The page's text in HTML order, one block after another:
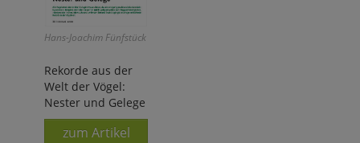
Hans-Joachim Fünfstück
Rekorde aus der
Welt der Vögel:
Nester und Gelege
zum Artikel